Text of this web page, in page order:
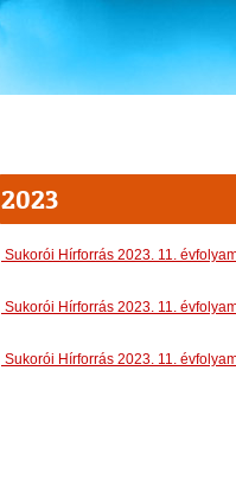
2023
Sukorói Hírforrás 2023. 11.
Sukorói Hírforrás 2023. 11.
Sukorói Hírforrás 2023. 11.